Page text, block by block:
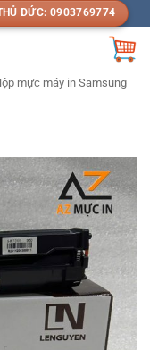
ĐỨC: 0903769774
mực máy in Samsung